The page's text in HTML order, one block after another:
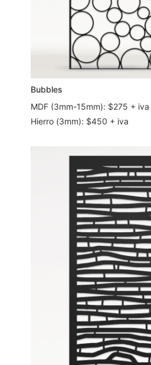
Bubbles
MDF (3mm-15mm): $275 + iva
Hierro (3mm): $450 + iva